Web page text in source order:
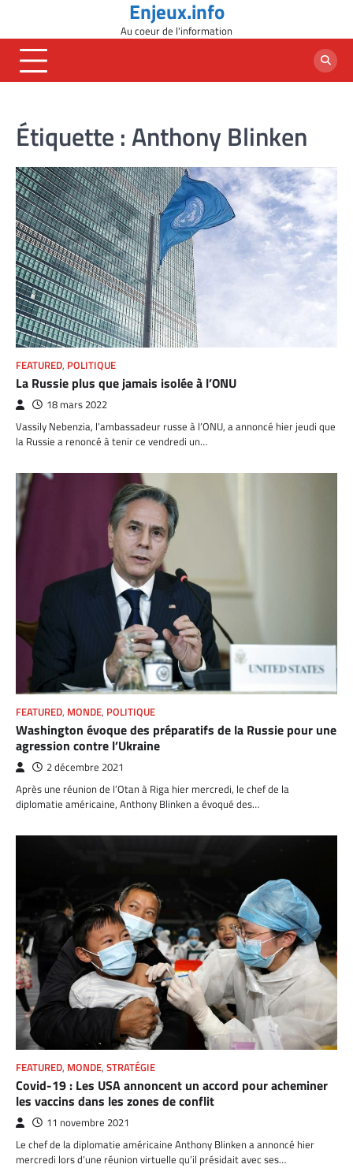
content
Enjeux.info
Au coeur de l'information
Étiquette :Anthony Blinken
FEATURED, POLITIQUE
La Russie plus que jamais isolée à l’ONU
18 mars 2022
Vassily Nebenzia, l’ambassadeur russe à l’ONU, a annoncé hier jeudi que
la Russie a renoncé à tenir ce vendredi un…
FEATURED, MONDE, POLITIQUE
Washington évoque des préparatifs de la Russie pour une
agression contre l’Ukraine
2 décembre 2021
Après une réunion de l’Otan à Riga hier mercredi, le chef de la
diplomatie américaine, Anthony Blinken a évoqué des…
FEATURED, MONDE, STRATÉGIE
Covid-19 : Les USA annoncent un accord pour acheminer
les vaccins dans les zones de conflit
11 novembre 2021
Le chef de la diplomatie américaine Anthony Blinken a annoncé hier
mercredi lors d’une réunion virtuelle qu’il présidait avec ses…